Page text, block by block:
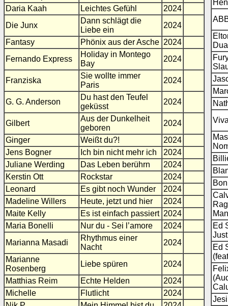
Daria Kaah
Leichtes Gefühl
2024
Die Junx
Dann schlägt die
Liebe ein
2024
Fantasy
Phönix aus der Asche 2024
Fernando Express
Holiday in Montego
Bay
2024
Franziska
Sie wollte immer
Paris
2024
G. G. Anderson
Du hast den Teufel
geküsst
2024
Gilbert
Aus der Dunkelheit
geboren
2024
Ginger
Weißt du?!
2024
Jens Bogner
Ich bin nicht mehr ich
2024
Juliane Werding
Das Leben berührn
2024
Kerstin Ott
Rockstar
2024
Leonard
Es gibt noch Wunder
2024
Madeline Willers
Heute, jetzt und hier
2024
Maite Kelly
Es ist einfach passiert 2024
Maria Bonelli
Nur du - Sei l’amore
2024
Marianna Masadi
Rhythmus einer
Nacht
2024
Marianne
Rosenberg
Liebe spüren
2024
Matthias Reim
Echte Helden
2024
Michelle
Flutlicht
2024
Man
Ed
Ed